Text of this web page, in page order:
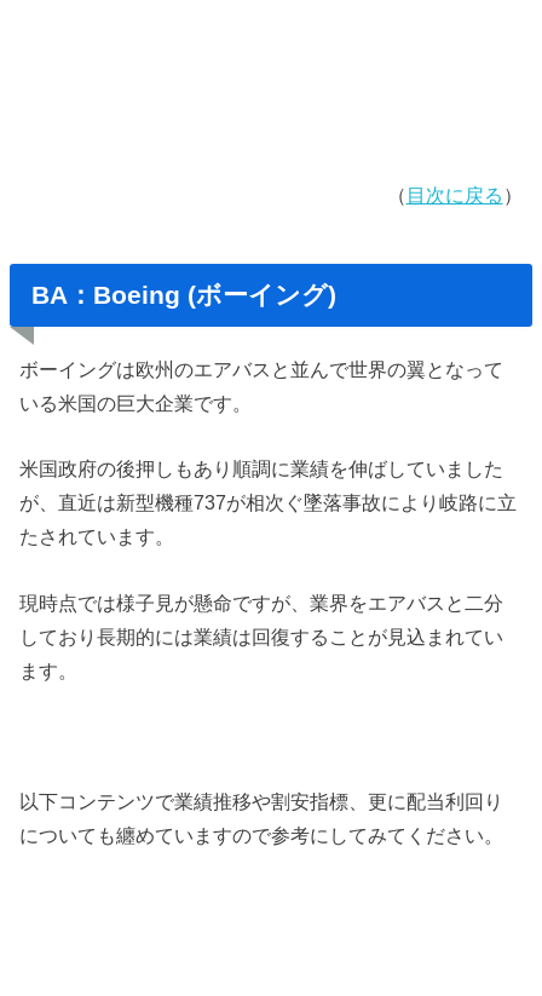
（ 目次に戻る ）
BA：Boeing (ボーイング)
ボーイングは欧州のエアバスと並んで世界の翼となって
いる米国の巨大企業です。
米国政府の後押しもあり順調に業績を伸ばしていました
が、直近は新型機種737が相次ぐ墜落事故により岐路に立
たされています。
現時点では様子見が懸命ですが、業界をエアバスと二分
しており長期的には業績は回復することが見込まれてい
ます。
以下コンテンツで業績推移や割安指標、更に配当利回り
についても纏めていますので参考にしてみてください。